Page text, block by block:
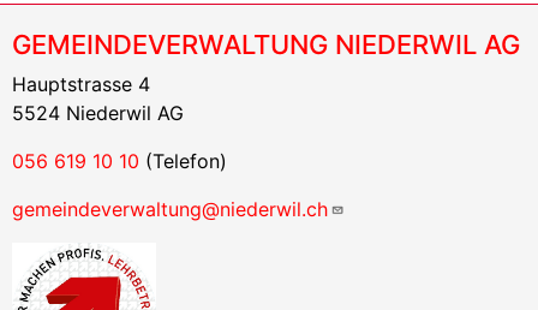
GEMEINDEVERWALTUNG NIEDERWIL AG
Hauptstrasse 4
5524 Niederwil AG
056 619 10 10 (Telefon)
gemeindeverwaltung@niederwil.ch